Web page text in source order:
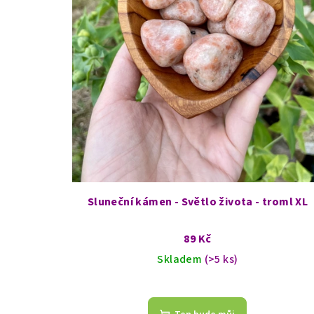
r
o
d
u
k
t
ů
Sluneční kámen - Světlo života - troml XL
89 Kč
Skladem (>5 ks)